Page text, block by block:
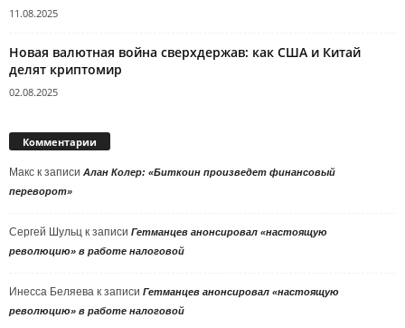
11.08.2025
Новая валютная война сверхдержав: как США и Китай
делят криптомир
02.08.2025
Комментарии
Макс к записи Алан Колер: «Биткоин произведет финансовый
переворот»
Сергей Шульц к записи Гетманцев анонсировал «настоящую
революцию» в работе налоговой
Инесса Беляева к записи Гетманцев анонсировал «настоящую
революцию» в работе налоговой